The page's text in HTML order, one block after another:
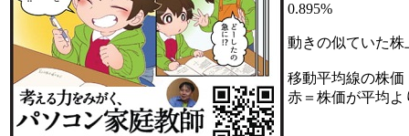
0.895%
動きの似ていた
移動平均線の株価
赤＝株価が平均